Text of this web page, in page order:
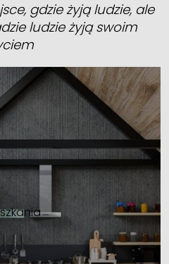
gdzie żyją ludzie, ale
ludzie żyją swoim